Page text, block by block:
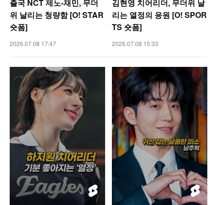
출국 NCT 제노-재민, 무더
위 날리는 청량함 [O! STAR
숏폼]
2026.07.08 17:47
김현영 치어리더, 무더위 날
리는 열정의 응원 [O! SPOR
TS 숏폼]
2026.07.08 15:33